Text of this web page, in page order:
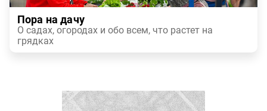
Пора на дачу
О садах, огородах и обо всем, что растет на
грядках